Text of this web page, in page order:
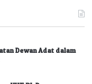
Dewan Adat dalam